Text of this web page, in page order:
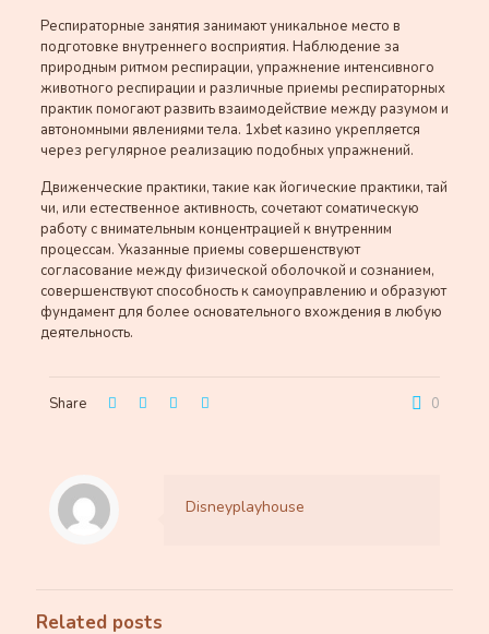
Респираторные занятия занимают уникальное место в
подготовке внутреннего восприятия. Наблюдение за
природным ритмом респирации, упражнение интенсивного
животного респирации и различные приемы респираторных
практик помогают развить взаимодействие между разумом и
автономными явлениями тела. 1xbet казино укрепляется
через регулярное реализацию подобных упражнений.
Движенческие практики, такие как йогические практики, тай
чи, или естественное активность, сочетают соматическую
работу с внимательным концентрацией к внутренним
процессам. Указанные приемы совершенствуют
согласование между физической оболочкой и сознанием,
совершенствуют способность к самоуправлению и образуют
фундамент для более основательного вхождения в любую
деятельность.
Share 0
Disneyplayhouse
Related posts